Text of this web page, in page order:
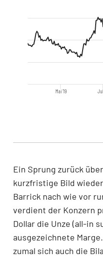
Mai '19
Ein Sprung zurück
kurzfristige Bild
Barrick nach wie vor
verdient der Konzern
Dollar die Unze (all-in
ausgezeichnete
zumal sich auch die